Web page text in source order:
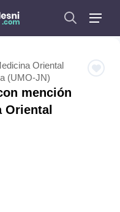
Oriental
(UMO-JN)
mención
Oriental